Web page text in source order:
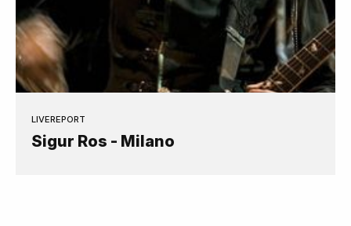
LIVEREPORT
Sigur Ros - Milano